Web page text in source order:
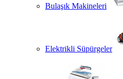
Bulaşık Makineleri
Elektrikli Süpürgeler